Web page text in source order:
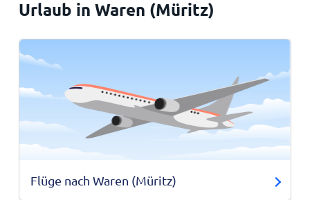
Urlaub in Waren (Müritz)
Flüge nach Waren (Müritz)